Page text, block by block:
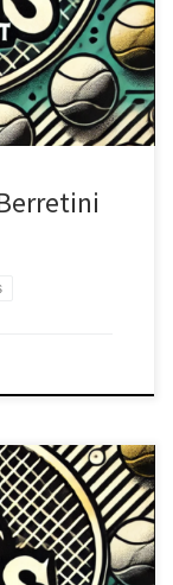
on vahvan syötön
pelaa
perustuu
rystypuoli on
syöttö ja hyvä
Medvedev
selvästi 7–1,
Nopea kovakenttä
ollut aiemmissa